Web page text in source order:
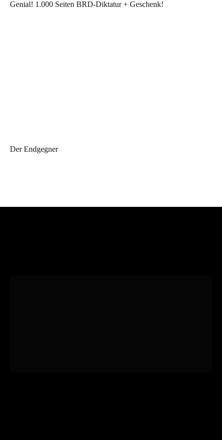
Genial! 1.000 Seiten BRD-Diktatur + Geschenk!
Der Endgegner